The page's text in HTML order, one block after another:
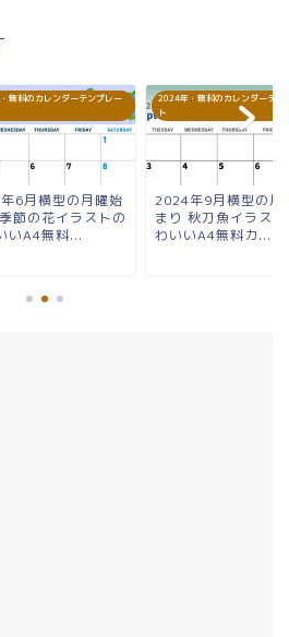
無料のカレンダーテンプレー
6月横型の月曜始
節の花イラストの
いA4無料...
2024年・無料のカレンダーテン
ト
2024年9月横型の月
まり 秋刀魚イラス
わいいA4無料カ...